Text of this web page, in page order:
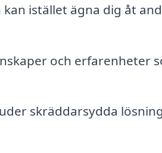
istället ägna dig åt
och erfarenheter
skräddarsydda